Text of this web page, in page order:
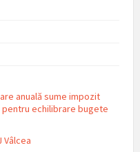
anuală sume impozit
pentru echilibrare bugete
Vâlcea